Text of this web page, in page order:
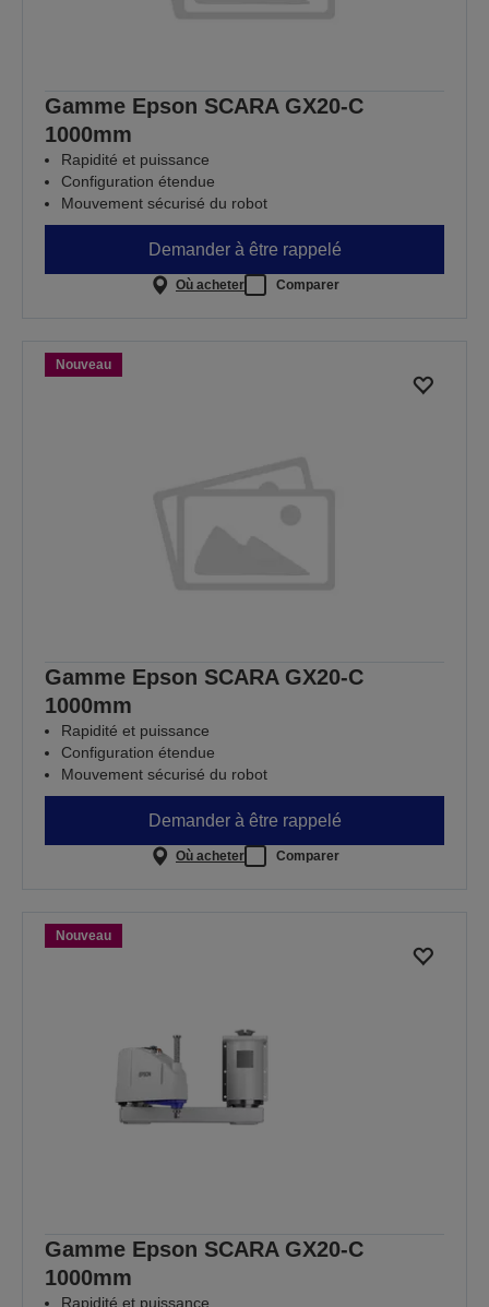
Gamme Epson SCARA GX20-C
1000mm
Rapidité et puissance
Configuration étendue
Mouvement sécurisé du robot
Demander à être rappelé
Où acheter Comparer
Nouveau
Gamme Epson SCARA GX20-C
1000mm
Rapidité et puissance
Configuration étendue
Mouvement sécurisé du robot
Demander à être rappelé
Où acheter Comparer
Nouveau
Gamme Epson SCARA GX20-C
1000mm
Rapidité et puissance